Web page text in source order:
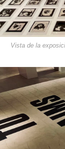
Vista de la